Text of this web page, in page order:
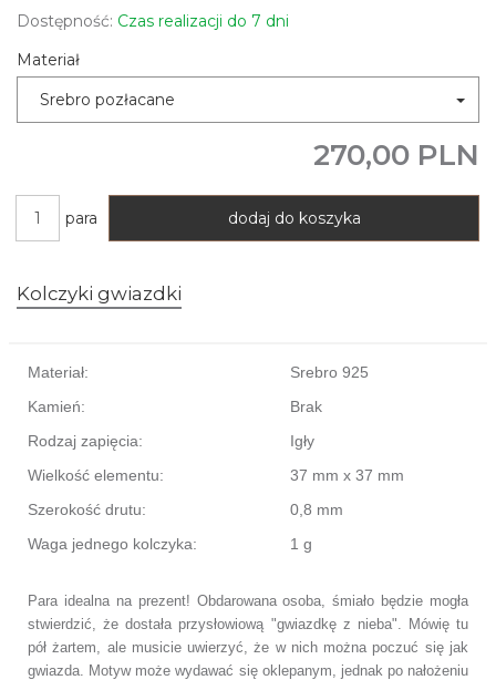
Dostępność: Czas realizacji do 7 dni
Materiał
Srebro pozłacane
270,00 PLN
para dodaj do koszyka
Kolczyki gwiazdki
Materiał:
Srebro 925
Kamień:
Brak
Rodzaj zapięcia:
Igły
Wielkość elementu:
37 mm x 37 mm
Szerokość drutu:
0,8 mm
Waga jednego kolczyka:
1 g
Para idealna na prezent! Obdarowana osoba, śmiało będzie mogła
stwierdzić, że dostała przysłowiową "gwiazdkę z nieba". Mówię tu
pół żartem, ale musicie uwierzyć, że w nich można poczuć się jak
gwiazda. Motyw może wydawać się oklepanym, jednak po nałożeniu